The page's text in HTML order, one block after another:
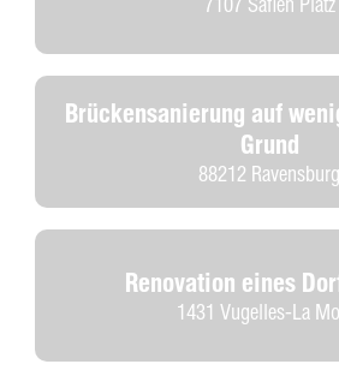
Brückensanierung auf
Grund
88212 Ravensburg
Renovation eines
1431 Vugelles-La